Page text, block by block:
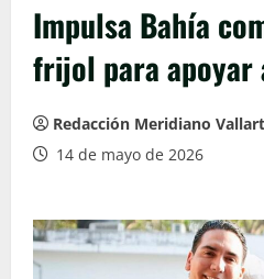
Impulsa Bahía
frijol para apoyar
Redacción Meridiano
14 de mayo de 2026